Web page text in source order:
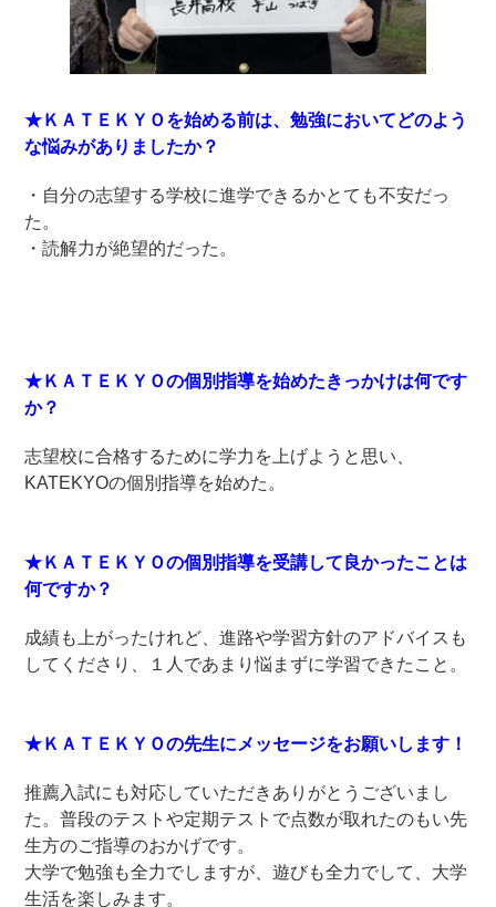
★ＫＡＴＥＫＹＯを始める前は、勉強においてどのよう
な悩みがありましたか？
・自分の志望する学校に進学できるかとても不安だっ
た。
・読解力が絶望的だった。
★ＫＡＴＥＫＹＯの個別指導を始めたきっかけは何です
か？
志望校に合格するために学力を上げようと思い、
KATEKYOの個別指導を始めた。
★ＫＡＴＥＫＹＯの個別指導を受講して良かったことは
何ですか？
成績も上がったけれど、進路や学習方針のアドバイスも
してくださり、１人であまり悩まずに学習できたこと。
★ＫＡＴＥＫＹＯの先生にメッセージをお願いします！
推薦入試にも対応していただきありがとうございまし
た。普段のテストや定期テストで点数が取れたのもい先
生方のご指導のおかげです。
大学で勉強も全力でしますが、遊びも全力でして、大学
生活を楽しみます。